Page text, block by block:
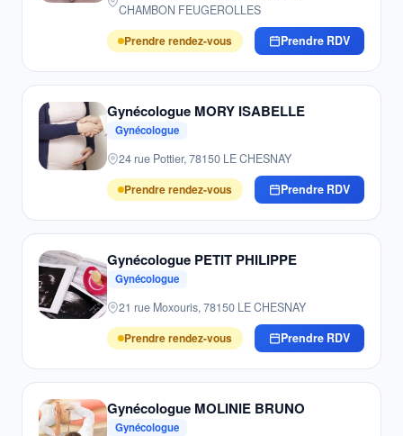
CHAMBON FEUGEROLLES
Prendre rendez-vous
Prendre RDV
Gynécologue MORY ISABELLE
Gynécologue
24 rue Pottier, 78150 LE CHESNAY
Prendre rendez-vous
Prendre RDV
Gynécologue PETIT PHILIPPE
Gynécologue
21 rue Moxouris, 78150 LE CHESNAY
Prendre rendez-vous
Prendre RDV
Gynécologue MOLINIE BRUNO
Gynécologue